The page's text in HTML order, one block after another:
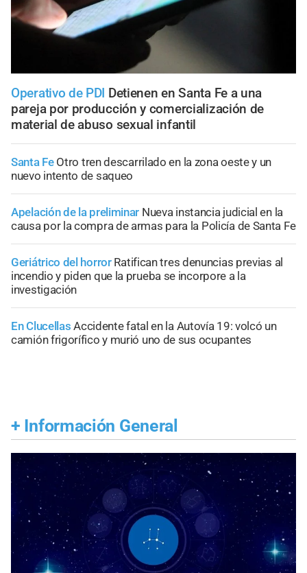
Operativo de PDI Detienen en Santa Fe a una
pareja por producción y comercialización de
material de abuso sexual infantil
Santa Fe Otro tren descarrilado en la zona oeste y un
nuevo intento de saqueo
Apelación de la preliminar Nueva instancia judicial en la
causa por la compra de armas para la Policía de Santa Fe
Geriátrico del horror Ratifican tres denuncias previas al
incendio y piden que la prueba se incorpore a la
investigación
En Clucellas Accidente fatal en la Autovía 19: volcó un
camión frigorífico y murió uno de sus ocupantes
+ Información General